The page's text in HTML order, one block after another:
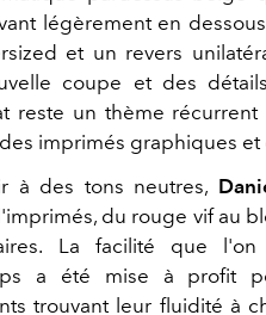
légèrement en
et un revers
coupe et des
reste un thème
imprimés graphiques
à des tons neutres,
du rouge vif au
La facilité que
a été mise à profit
trouvant leur fluidité à